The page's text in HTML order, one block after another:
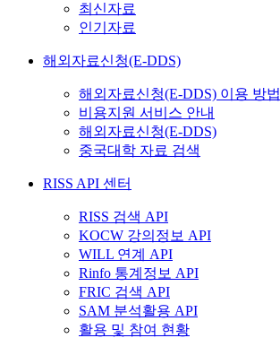
최신자료
인기자료
해외자료신청(E-DDS)
해외자료신청(E-DDS) 이용 방법
비용지원 서비스 안내
해외자료신청(E-DDS)
중국대학 자료 검색
RISS API 센터
RISS 검색 API
KOCW 강의정보 API
WILL 연계 API
Rinfo 통계정보 API
FRIC 검색 API
SAM 분석활용 API
활용 및 참여 현황